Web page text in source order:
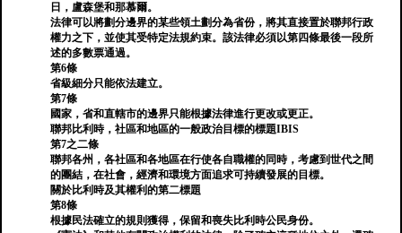
日，盧森堡和那慕爾。
法律可以將劃分邊界的某些領土劃分為省份，將其直接置於聯邦行政
權力之下，並使其受特定法規約束。該法律必須以第四條最後一段所
述的多數票通過。
第6條
省級細分只能依法建立。
第7條
國家，省和直轄市的邊界只能根據法律進行更改或更正。
聯邦比利時，社區和地區的一般政治目標的標題IBIS
第7之二條
聯邦各州，各社區和各地區在行使各自職權的同時，考慮到世代之間
的團結，在社會，經濟和環境方面追求可持續發展的目標。
關於比利時及其權利的第二標題
第8條
根據民法確立的規則獲得，保留和喪失比利時公民身份。